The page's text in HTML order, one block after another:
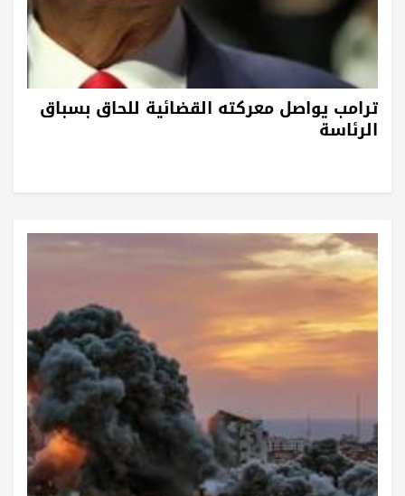
ترامب يواصل معركته القضائية للحاق بسباق
الرئاسة